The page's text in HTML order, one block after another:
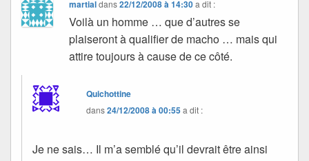
martialdans22/12/2008 à 14:30 a dit :
Voilà un homme … que d’autres se
plaiseront à qualifier de macho … mais qui
attire toujours à cause de ce côté.
Quichottine
dans24/12/2008 à 00:55a dit :
Je ne sais… Il m’a semblé qu’il devrait être ainsi